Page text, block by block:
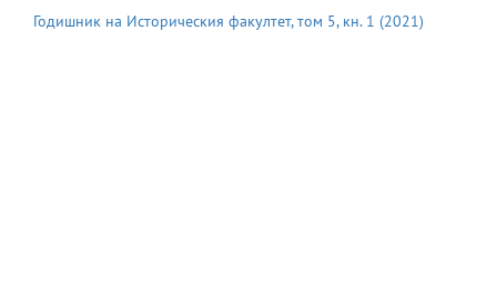
Годишник на Историческия факултет, том 5, кн. 1 (2021)